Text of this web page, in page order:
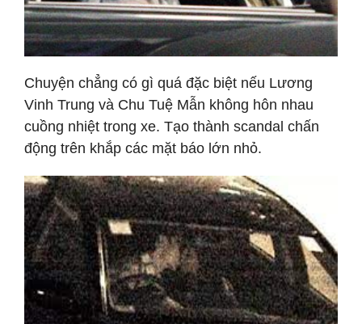
Chuyện chẳng có gì quá đặc biệt nếu Lương
Vinh Trung và Chu Tuệ Mẫn không hôn nhau
cuồng nhiệt trong xe. Tạo thành scandal chấn
động trên khắp các mặt báo lớn nhỏ.